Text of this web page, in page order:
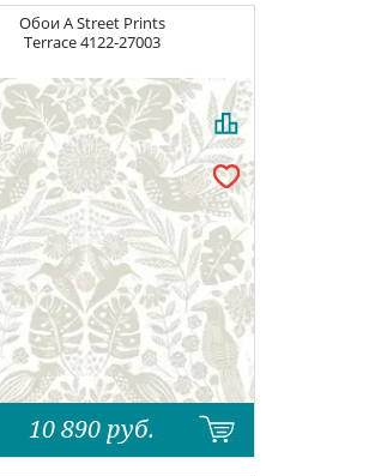
ОбоиA Street Prints
Terrace4122-27003
10 890 руб.